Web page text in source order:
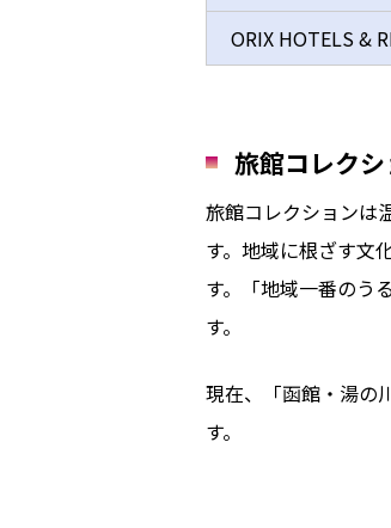
ORIX HOTELS &
旅館コレク
旅館コレクションは
す。地域に根ざす文
す。「地域一番のう
す。
現在、「函館・湯の
す。